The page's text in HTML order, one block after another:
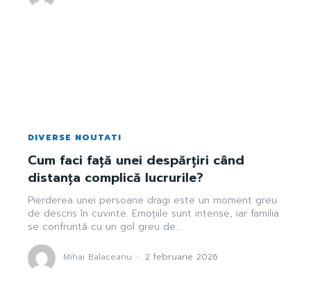
DIVERSE NOUTATI
Cum faci față unei despărțiri când
distanța complică lucrurile?
Pierderea unei persoane dragi este un moment greu
de descris în cuvinte. Emoțiile sunt intense, iar familia
se confruntă cu un gol greu de...
Mihai Balaceanu - 2 februarie 2026